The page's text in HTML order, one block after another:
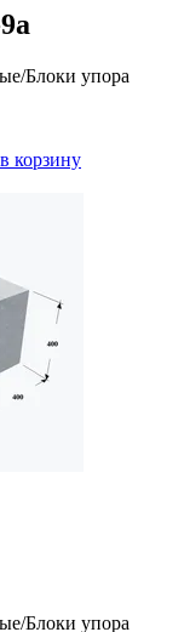
Блоки упора
корзину
Блоки упора